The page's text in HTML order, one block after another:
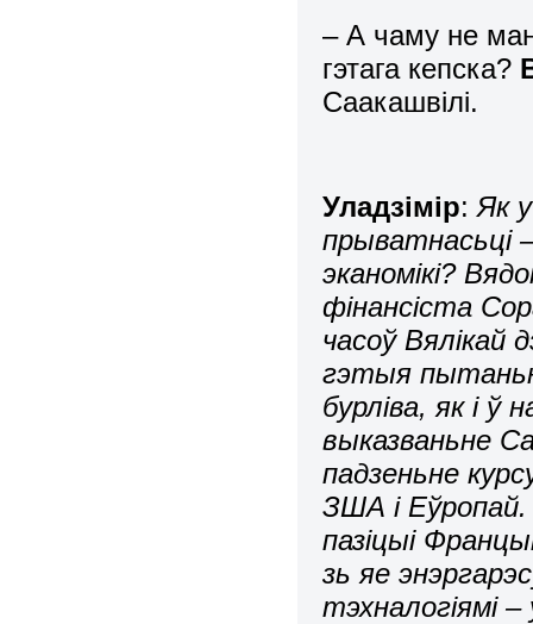
– А чаму не
гэтага кепска?
Саакашвілі.
Уладзімір:Як
прыватнасьці
эканомікі?
фінансіста
часоў Вялікай
гэтыя
бурліва, як і ў
выказваньне
падзеньне
ЗША і
пазіцыі
зь яе
тэхналогіямі